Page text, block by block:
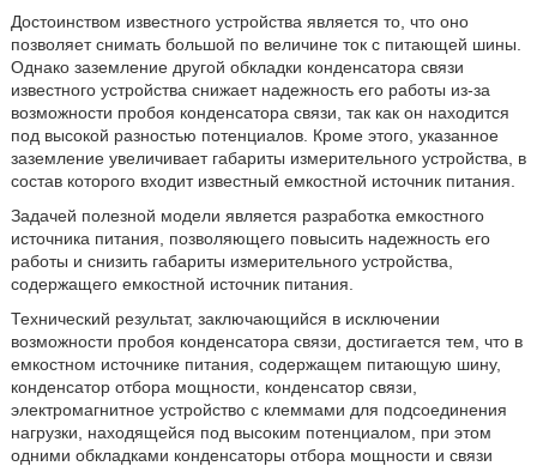
Достоинством известного устройства является то, что оно
позволяет снимать большой по величине ток с питающей шины.
Однако заземление другой обкладки конденсатора связи
известного устройства снижает надежность его работы из-за
возможности пробоя конденсатора связи, так как он находится
под высокой разностью потенциалов. Кроме этого, указанное
заземление увеличивает габариты измерительного устройства, в
состав которого входит известный емкостной источник питания.
Задачей полезной модели является разработка емкостного
источника питания, позволяющего повысить надежность его
работы и снизить габариты измерительного устройства,
содержащего емкостной источник питания.
Технический результат, заключающийся в исключении
возможности пробоя конденсатора связи, достигается тем, что в
емкостном источнике питания, содержащем питающую шину,
конденсатор отбора мощности, конденсатор связи,
электромагнитное устройство с клеммами для подсоединения
нагрузки, находящейся под высоким потенциалом, при этом
одними обкладками конденсаторы отбора мощности и связи